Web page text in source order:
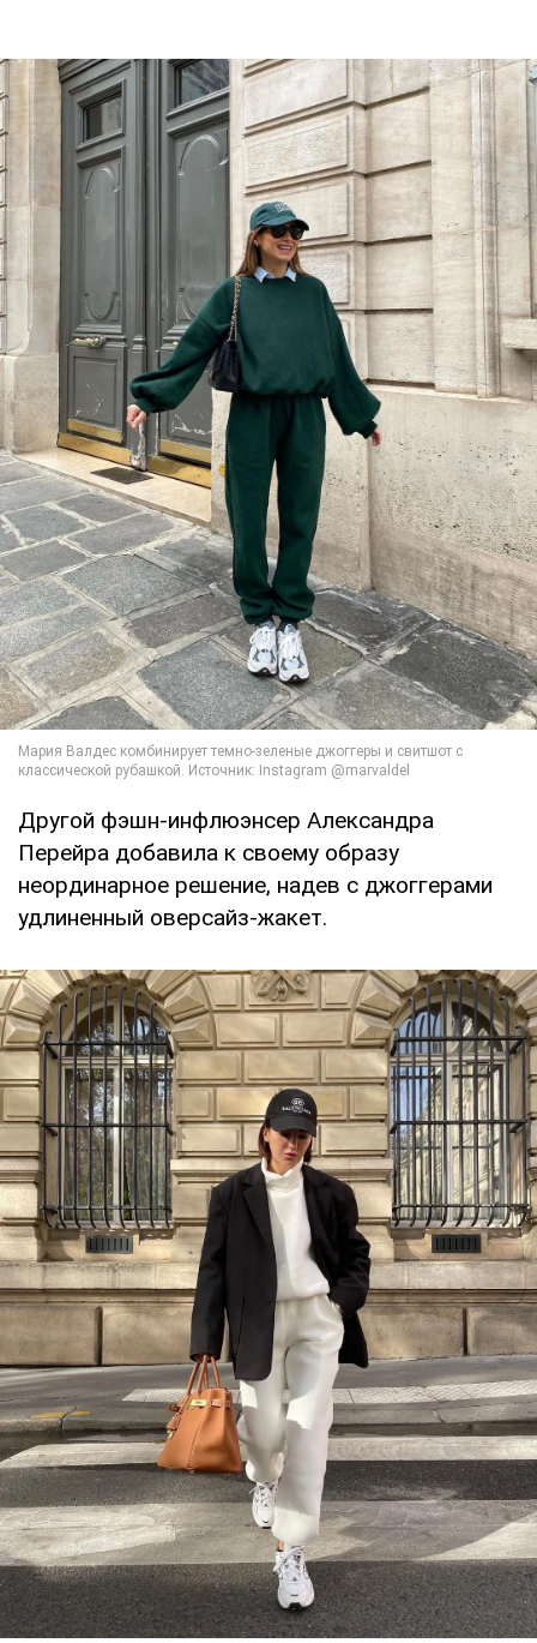
Другой фэшн-инфлюэнсер Александра
Перейра добавила к своему образу
неординарное решение, надев с джоггерами
удлиненный оверсайз-жакет.